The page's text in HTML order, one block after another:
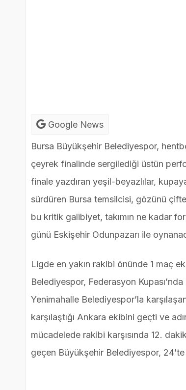
Google News
Bursa Büyükşehir Belediyespor,
çeyrek finalinde sergilediği üstün
finale yazdıran yeşil-beyazlılar,
sürdüren Bursa temsilcisi, gözünü
bu kritik galibiyet, takımın ne kadar
günü Eskişehir Odunpazarı ile
Ligde en yakın rakibi önünde 1 maç
Belediyespor, Federasyon
Yenimahalle Belediyespor’la
karşılaştığı Ankara ekibini geçti ve
mücadelede rakibi karşısında 12.
geçen Büyükşehir Belediyespor, 24’te